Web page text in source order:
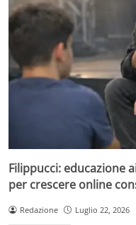
Filippucci: educazione
per crescere online
Redazione Luglio 22, 2026